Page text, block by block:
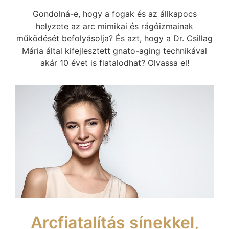
Gondolná-e, hogy a fogak és az állkapocs
helyzete az arc mimikai és rágóizmainak
működését befolyásolja? És azt, hogy a Dr. Csillag
Mária által kifejlesztett gnato-aging technikával
akár 10 évet is fiatalodhat? Olvassa el!
Arcfiatalítás sínekkel,